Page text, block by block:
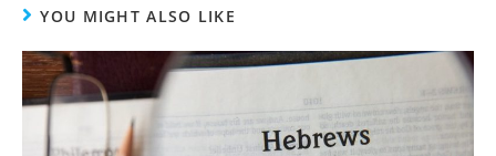
YOU MIGHT ALSO LIKE